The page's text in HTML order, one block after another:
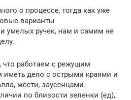
о процессе, тогда как уже
варианты
умелых ручек, нам и самим не
работаем с режущим
иметь дело с острыми краями и
жести, заусенцами.
по близости зеленки (ед),